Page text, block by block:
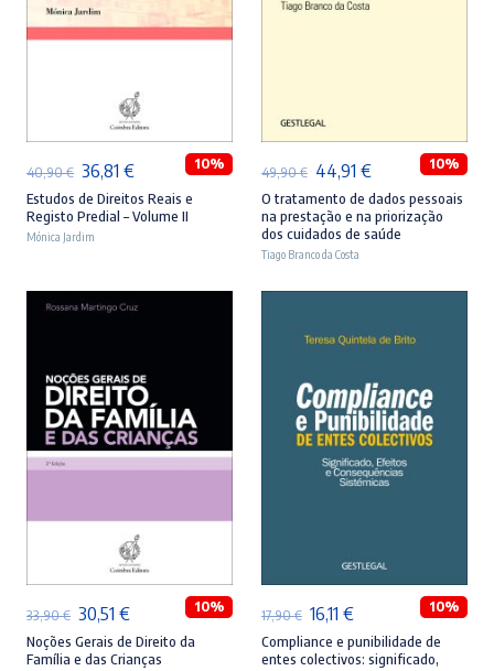
ADICIONAR
40,90€ O
preço
original
40,90 €.
36,81 €O
preço
atual
36,81 €.
10%
Estudos de Direitos Reais e
Registo Predial – Volume II
Mónica Jardim
49,90€ O
preço
original
era:
49,90 €.
44,91 €O
preço
atual
44,91 €.
10%
O tratamento de dados pessoais
na prestação e na priorização
dos cuidados de saúde
Tiago Branco da Costa
ADICIONAR
33,90€ O
preço
30,51 €O
preço
10%
Noções Gerais de Direito da
Família e das Crianças
17,90€ O
preço
16,11 €O
preço
10%
Compliance e punibilidade de
entes colectivos: significado,